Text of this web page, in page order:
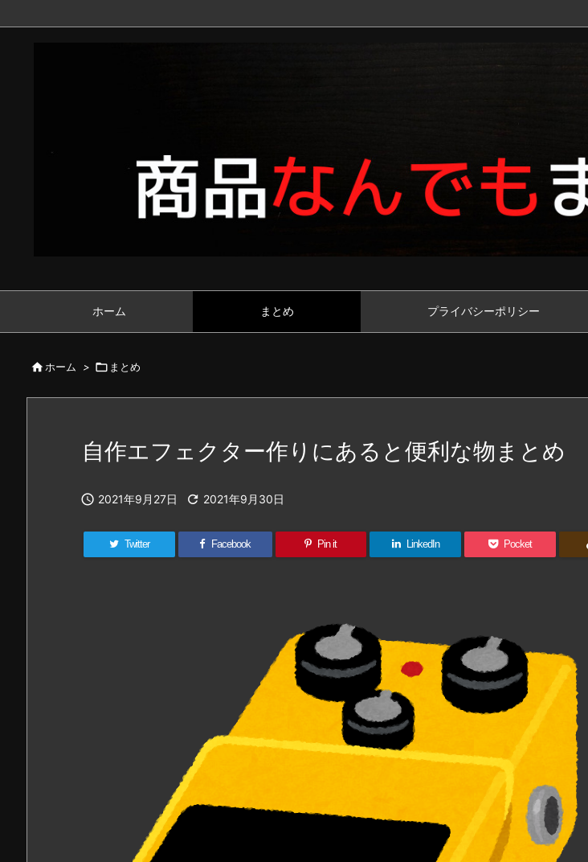
ホーム まとめ プライバシーポリシー
 ホーム >  まとめ
自作エフェクター作りにあると便利な物まとめ
 2021年9月27日  2021年9月30日
Twitter Facebook Pin it LinkedIn Pocket